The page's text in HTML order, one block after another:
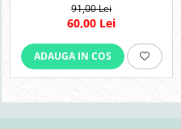
91,00 Lei
60,00 Lei
ADAUGA IN COS